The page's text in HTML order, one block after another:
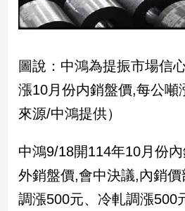
觀
點
岸/
國
際
社
地
方
冠
圖說：中鴻為提振市場信
漲10月份内銷盤價,每公噸
來源/中鴻提供）
中鴻9/18開114年10月份
外銷盤價,會中決議,內銷
調漲500元、冷軋調漲500